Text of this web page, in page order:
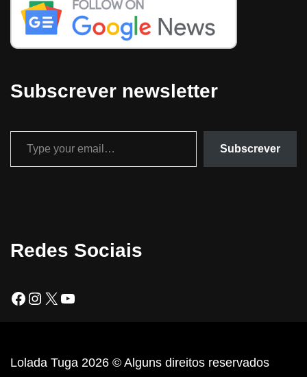
Subscrever newsletter
Subscrever
Redes Sociais
Lolada Tuga 2026 © Alguns direitos reservados